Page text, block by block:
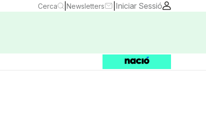
Cerca Newsletters Iniciar Sessió